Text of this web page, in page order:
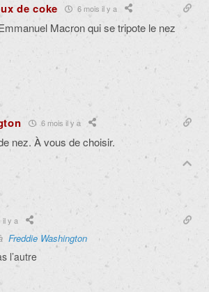
de coke 6 mois il y a
Macron qui se tripote le nez
6 mois il y a
nez. À vous de choisir.
il y a
Freddie Washington
l’autre